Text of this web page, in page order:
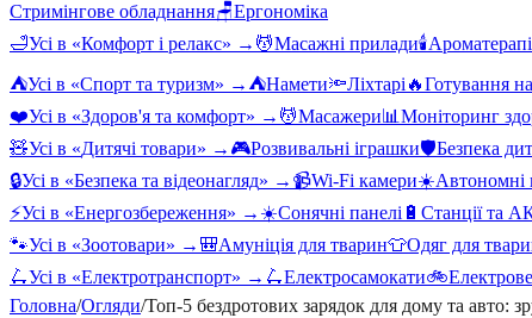
Стримінгове обладнання🪑Ергономіка
🛁Усі в «Комфорт і релакс» → 💆Масажні прилади🕯️
⛺Усі в «Спорт та туризм» → ⛺Намети🔦Ліхтарі 🔥Готування
❤️Усі в «Здоров'я та комфорт» → 💆Масажери📊 Моніторинг
🧸Усі в «Дитячі товари» → 🎮Розвивальні іграшки🛡️Безпека
🔒Усі в «Безпека та відеонагляд» → 📹Wi-Fi камери☀️Автономні
⚡Усі в «Енергозбереження» → ☀️Сонячні панелі 🔋 Станції та
🐾Усі в «Зоотовари» → 🎒Амуніція для тварин👕Одяг для
🛴Усі в «Електротранспорт» → 🛴Електросамокати🚲
Головна/Огляди/Топ-5 бездротових зарядок для дому та авто: